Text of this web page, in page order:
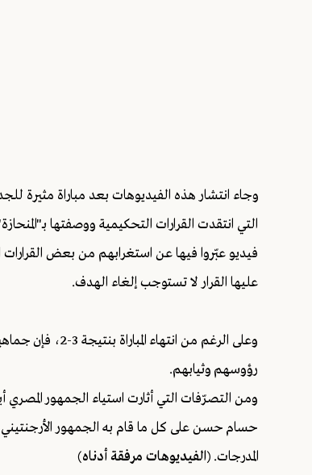
وجاء انتشار هذه الفيديوهات بعد مباراة مثيرة
التي انتقدت القرارات التحكيمية ووصفتها
فيديو عبّروا فيها عن استغرابهم من بعض القرارات
عليها القرار لا تستوجب إلغاء الهدف.
وعلى الرغم من
رؤوسهم وثيابهم.
ومن التصرّفات التي أثارت استياء الجمهور المصري
حسام حسن على كل ما قام به الجمهور
المدرجات.(الفيديوهات مرفقة أدناه)